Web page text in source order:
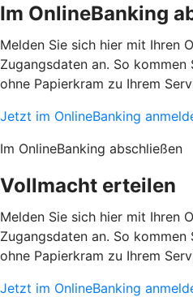
Im OnlineBanking
Melden Sie sich hier mit Ihren
Zugangsdaten an. So kommen
ohne Papierkram zu Ihrem
Jetzt im OnlineBanking
Im OnlineBanking abschließen
Vollmacht erteilen
Melden Sie sich hier mit Ihren
Zugangsdaten an. So kommen
ohne Papierkram zu Ihrem
Jetzt im OnlineBanking